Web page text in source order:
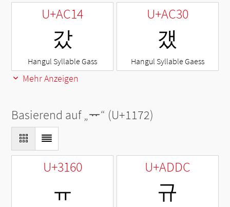
U+AC14
갔
Hangul Syllable Gass
U+AC30
갰
Hangul Syllable Gaess
Mehr Anzeigen
Basierend auf „ᅲ“ (U+1172)
U+3160
ㅠ
U+ADDC
규